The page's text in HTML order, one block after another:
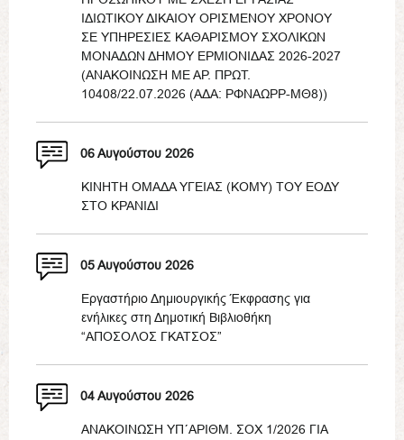
ΙΔΙΩΤΙΚΟΥ ΔΙΚΑΙΟΥ ΟΡΙΣΜΕΝΟΥ ΧΡΟΝΟΥ
ΣΕ ΥΠΗΡΕΣΙΕΣ ΚΑΘΑΡΙΣΜΟΥ ΣΧΟΛΙΚΩΝ
ΜΟΝΑΔΩΝ ΔΗΜΟΥ ΕΡΜΙΟΝΙΔΑΣ 2026-2027
(ΑΝΑΚΟΙΝΩΣΗ ΜΕ ΑΡ. ΠΡΩΤ.
10408/22.07.2026 (ΑΔΑ: ΡΦΝΑΩΡΡ-ΜΘ8))
06 Αυγούστου 2026
ΚΙΝΗΤΗ ΟΜΑΔΑ ΥΓΕΙΑΣ (ΚΟΜΥ) ΤΟΥ ΕΟΔΥ
ΣΤΟ ΚΡΑΝΙΔΙ
05 Αυγούστου 2026
Εργαστήριο Δημιουργικής Έκφρασης για
ενήλικες στη Δημοτική Βιβλιοθήκη
“ΑΠΟΣΟΛΟΣ ΓΚΑΤΣΟΣ”
04 Αυγούστου 2026
ΑΝΑΚΟΙΝΩΣΗ ΥΠ΄ΑΡΙΘΜ. ΣΟΧ 1/2026 ΓΙΑ